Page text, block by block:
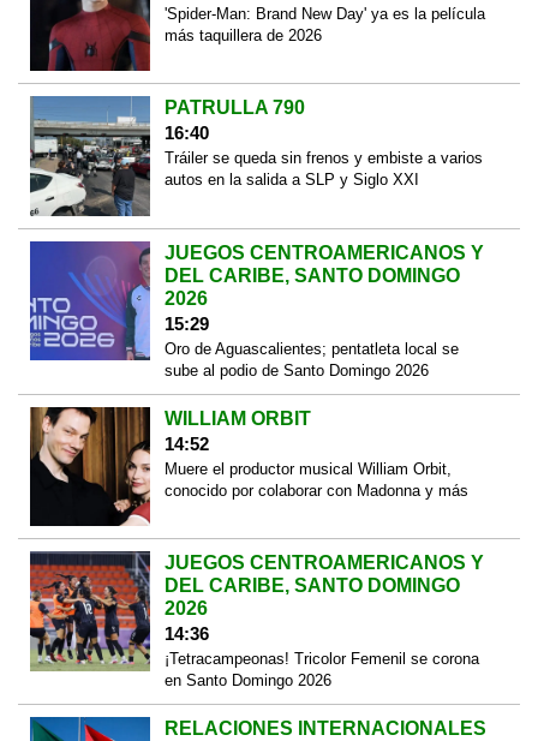
'Spider-Man: Brand New Day' ya es la película
más taquillera de 2026
PATRULLA 790
16:40
Tráiler se queda sin frenos y embiste a varios
autos en la salida a SLP y Siglo XXI
JUEGOS CENTROAMERICANOS Y
DEL CARIBE, SANTO DOMINGO
2026
15:29
Oro de Aguascalientes; pentatleta local se
sube al podio de Santo Domingo 2026
WILLIAM ORBIT
14:52
Muere el productor musical William Orbit,
conocido por colaborar con Madonna y más
JUEGOS CENTROAMERICANOS Y
DEL CARIBE, SANTO DOMINGO
2026
14:36
¡Tetracampeonas! Tricolor Femenil se corona
en Santo Domingo 2026
RELACIONES INTERNACIONALES